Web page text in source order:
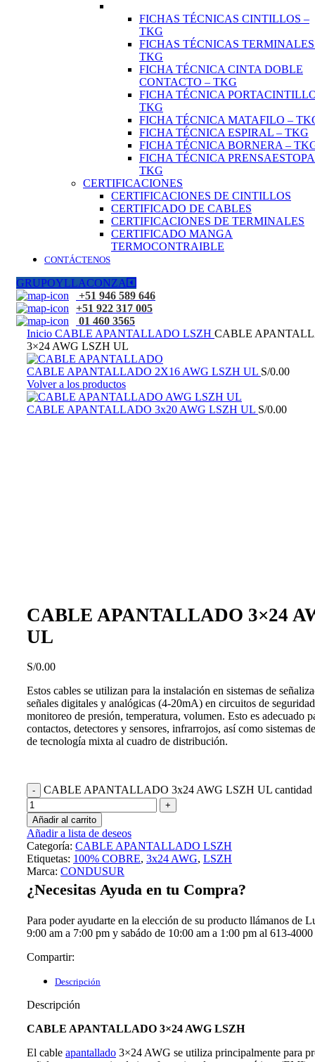
FICHAS TÉCNICAS CINTILLOS –
TKG
FICHAS TÉCNICAS
TKG
FICHA TÉCNICA CINTA DOBLE
CONTACTO – TKG
FICHA TÉCNICA
TKG
FICHA TÉCNICA MATAFILO –
FICHA TÉCNICA ESPIRAL – TKG
FICHA TÉCNICA BORNERA –
FICHA TÉCNICA
TKG
CERTIFICACIONES
CERTIFICACIONES DE CINTILLOS
CERTIFICADO DE CABLES
CERTIFICACIONES DE TERMINALES
CERTIFICADO MANGA
TERMOCONTRAIBLE
CONTÁCTENOS
GRUPOYLLACONZA
+51 946 589 646
+51 922 317 005
01 460 3565
Inicio CABLE APANTALLADO LSZH CABLE
3×24 AWG LSZH UL
CABLE APANTALLADO 2X16 AWG LSZH UL S/0.00
Volver a los productos
CABLE APANTALLADO 3x20 AWG LSZH UL S/0.00
CABLE APANTALLADO 3×24
UL
S/0.00
Estos cables se utilizan para la instalación en sistemas de
señales digitales y analógicas (4-20mA) en circuitos de
monitoreo de presión, temperatura, volumen. Esto es adecuado
contactos, detectores y sensores, infrarrojos, así como sistemas
de tecnología mixta al cuadro de distribución.
CABLE APANTALLADO 3x24 AWG LSZH UL cantidad
Añadir al carrito
Añadir a lista de deseos
Categoría: CABLE APANTALLADO LSZH
Etiquetas: 100% COBRE, 3x24 AWG, LSZH
Marca: CONDUSUR
¿Necesitas Ayuda en tu Compra?
Para poder ayudarte en la elección de su producto llámanos de
9:00 am a 7:00 pm y sabádo de 10:00 am a 1:00 pm al 613-4000
Compartir:
Descripción
Descripción
CABLE APANTALLADO 3×24 AWG LSZH
El cable apantallado 3×24 AWG se utiliza principalmente para